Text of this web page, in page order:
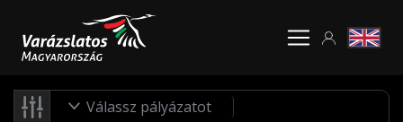
Válassz pályázatot